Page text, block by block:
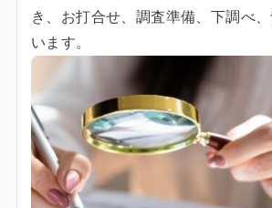
き、お打合せ、調査準備、下調べ
います。